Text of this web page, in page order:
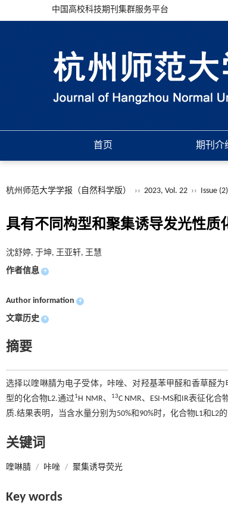
中国高校科技期刊集群服务平台
首页 期刊介
杭州师范大学学报（自然科学版） ›› 2023, Vol. 22 ›› Issue (2)
具有不同构型和聚集诱导发光性质
沈舒婷, 于坤, 王亚轩, 王慧
作者信息 +
Author information +
文章历史 +
摘要
选择以喹啉腈为电子受体，咔唑、对羟基苯甲醛和香草醛
型的化合物L2.通过1H NMR、 13C NMR、ESI-MS和IR表征化
质.结果表明，当含水量分别为50%和90%时，化合物L1和L2
关键词
喹啉腈 / 咔唑 / 聚集诱导荧光
Key words